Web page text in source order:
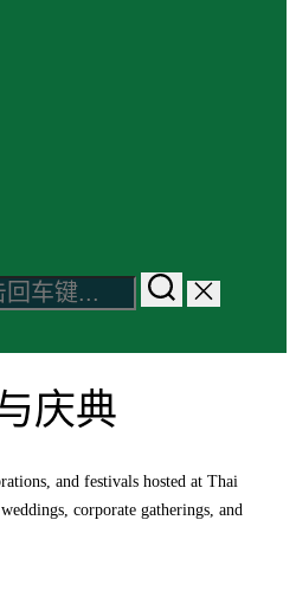
庆典
and festivals hosted at Thai
corporate gatherings, and